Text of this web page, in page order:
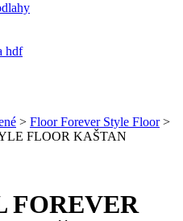
hdf
> Floor Forever Style Floor>
FLOOR KAŠTAN
FOREVER